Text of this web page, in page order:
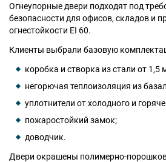
dpm@stal-
Работаем без выходных:
+7 (495) 646-
8 (800) 444-24-
ПОИСК:
Огнеупорные двери подходят под
безопасности для офисов, складов и
огнестойкости EI 60.
Клиенты выбрали базовую
коробка и створка из стали от 1,5
негорючая теплоизоляция из
уплотнители от холодного и
пожаростойкий замок;
доводчик.
Двери окрашены полимерно-